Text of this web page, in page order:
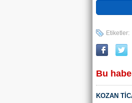
Etiketler:
Bu
KOZAN